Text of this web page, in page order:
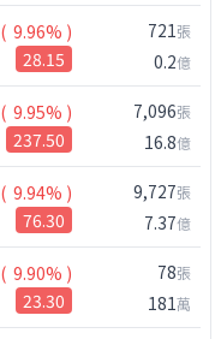
( 9.96% )
28.15
721張
0.2億
( 9.95% )
237.50
7,096張
16.8億
( 9.94% )
76.30
9,727張
7.37億
( 9.90% )
23.30
78張
181萬